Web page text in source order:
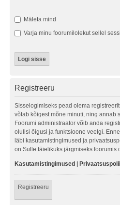
Mäleta mind
Varja minu foorumilolekut sellel
Registreeru
Sisselogimiseks pead olema
võtab kõigest mõne minuti, ning annab
Foorumi administraator võib anda
olulisi õigusi ja funktsioone veelgi.
läbi kasutamistingimused ja
on Sulle täielikuks järgmiseks foorumis
Kasutamistingimused
Registreeru